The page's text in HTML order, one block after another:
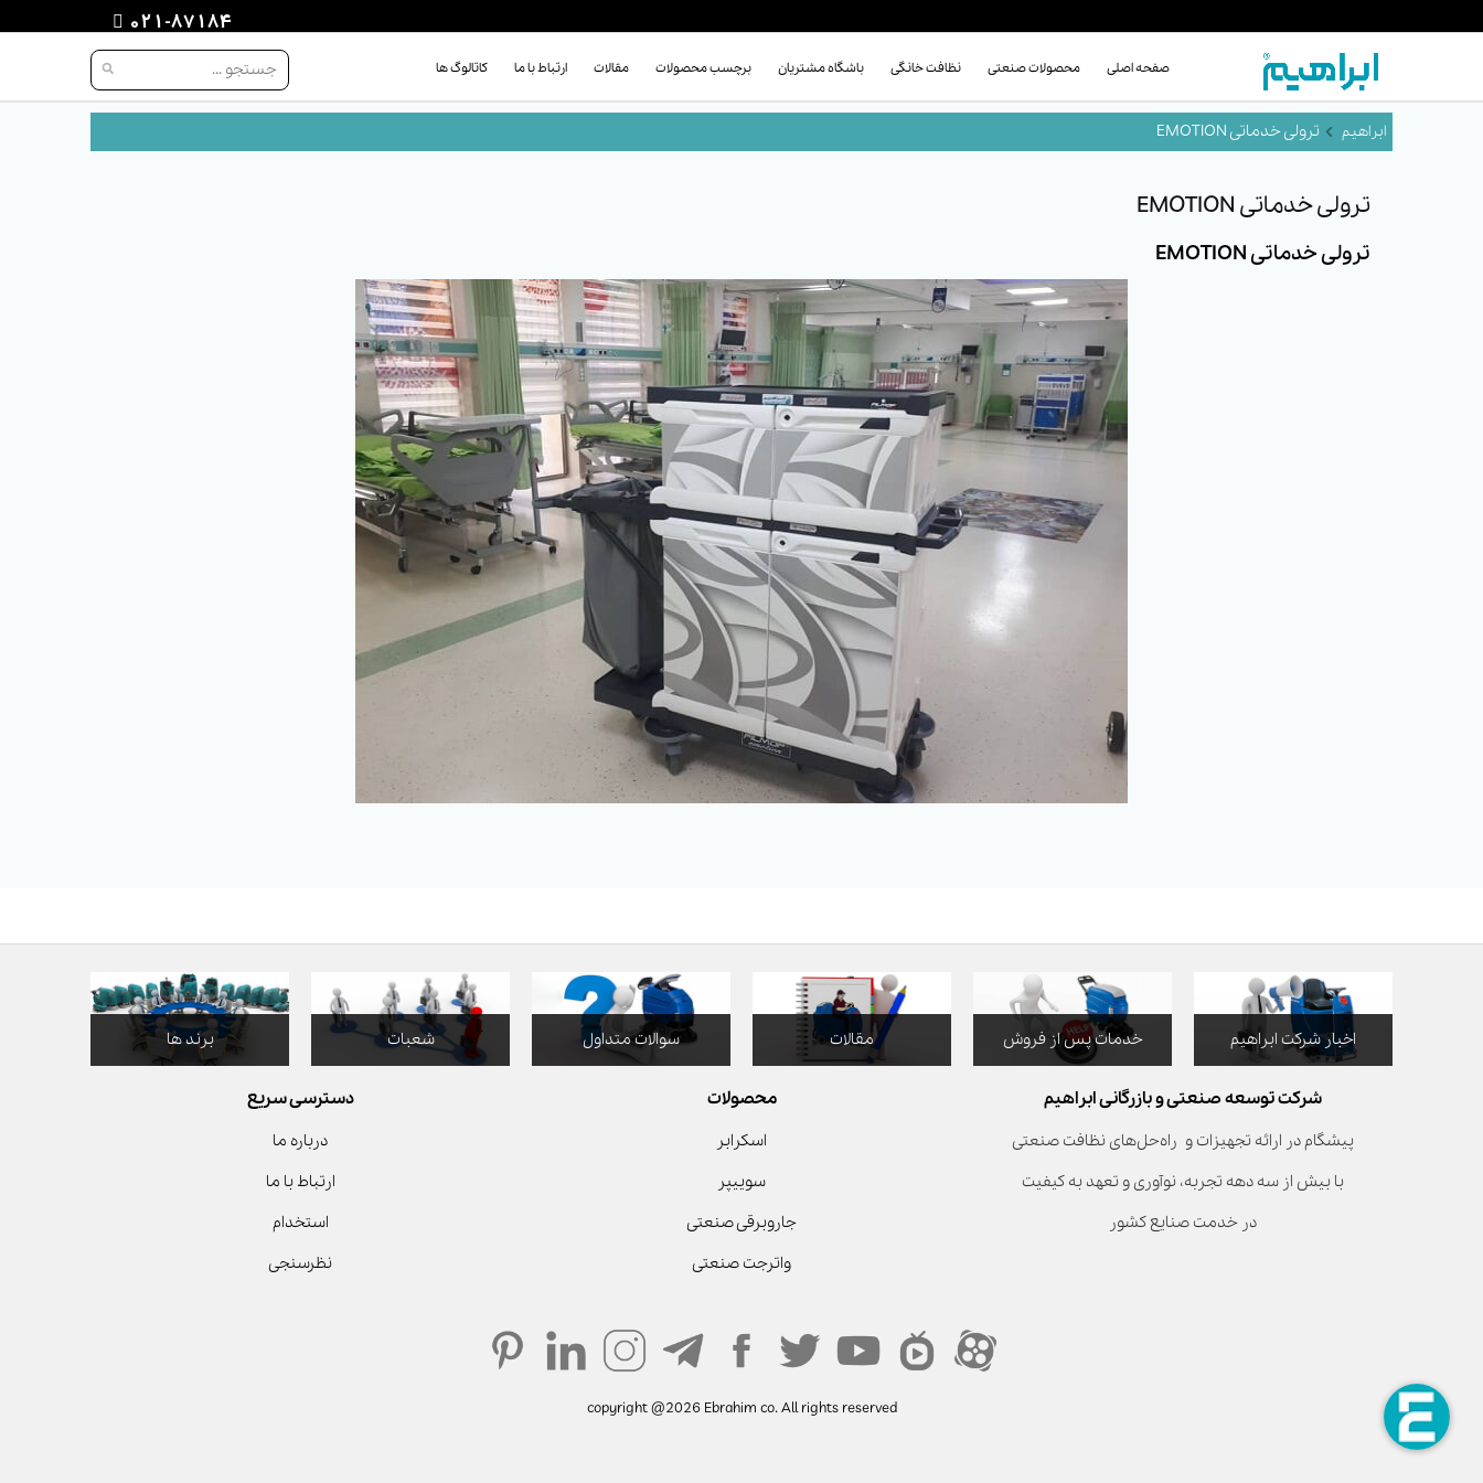
021-87184
صفحه اصلی محصولات صنعتی نظافت خانگی باشگاه مشتریان برچسب محصولات مقالات ارتباط با ما کاتالوگ ها
ترولی خدماتی EMOTION
ترولی خدماتی EMOTION
ترولی خدماتی EMOTION
اخبار شرکت ابراهیم خدمات پس از فروش مقالات سوالات متداول شعبات برند ها
شرکت توسعه صنعتی و بازرگانی ابراهیم
پیشگام در ارائه تجهیزات و راه‌حل‌های نظافت صنعتی
با بیش از سه دهه تجربه، نوآوری و تعهد به کیفیت
در خدمت صنایع کشور
محصولات
اسکرابر
سوییپر
جاروبرقی صنعتی
واترجت صنعتی
دسترسی سریع
درباره ما
ارتباط با ما
استخدام
نظرسنجی
copyright @2026 Ebrahim co. All rights reserved